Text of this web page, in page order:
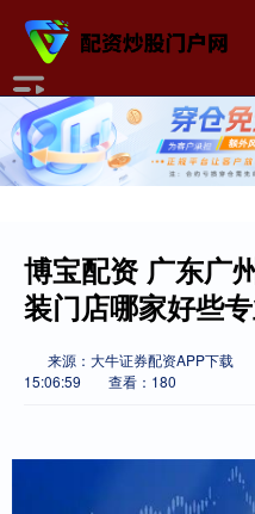
博宝配资 广东广
装门店哪家好些
来源：大牛证券配资APP下载
15:06:59
查看：180